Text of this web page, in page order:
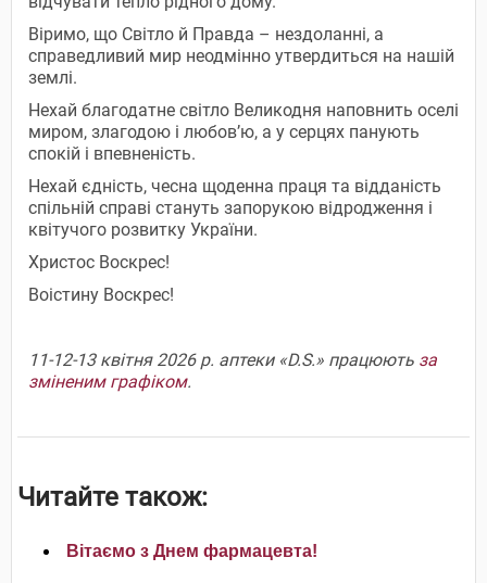
Віримо, що Світло й Правда – нездоланні, а
справедливий мир неодмінно утвердиться на нашій
землі.
Нехай благодатне світло Великодня наповнить оселі
миром, злагодою і любов’ю, а у серцях панують
спокій і впевненість.
Нехай єдність, чесна щоденна праця та відданість
спільній справі стануть запорукою відродження і
квітучого розвитку України.
Христос Воскрес!
Воістину Воскрес!
11-12-13 квітня 2026 р. аптеки «D.S.» працюють за
зміненим графіком.
Читайте також:
Вітаємо з Днем фармацевта!